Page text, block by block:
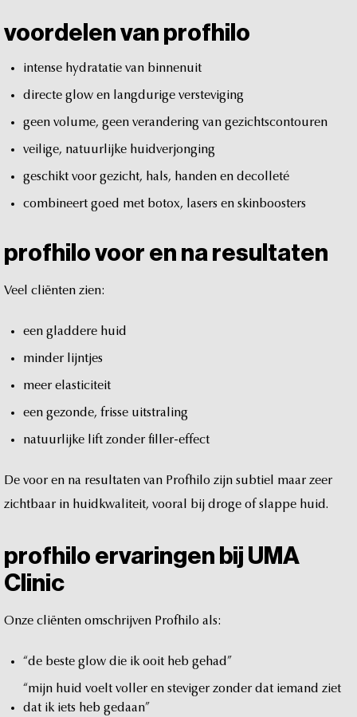
voordelen van profhilo
intense hydratatie van binnenuit
directe glow en langdurige versteviging
geen volume, geen verandering van gezichtscontouren
veilige, natuurlijke huidverjonging
geschikt voor gezicht, hals, handen en decolleté
combineert goed met botox, lasers en skinboosters
profhilo voor en na resultaten
Veel cliënten zien:
een gladdere huid
minder lijntjes
meer elasticiteit
een gezonde, frisse uitstraling
natuurlijke lift zonder filler-effect
De voor en na resultaten van Profhilo zijn subtiel maar zeer
zichtbaar in huidkwaliteit, vooral bij droge of slappe huid.
profhilo ervaringen bij UMA
Clinic
Onze cliënten omschrijven Profhilo als:
“de beste glow die ik ooit heb gehad”
“mijn huid voelt voller en steviger zonder dat iemand ziet
dat ik iets heb gedaan”